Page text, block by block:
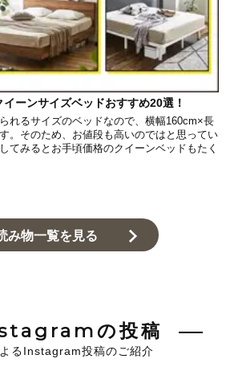
イーンサイズベッドおすすめ20選！
れるサイズのベッドなので、横幅160cm×長
。そのため、お値段も高いのではと思ってい
てみるとお手頃価格のクイーンベッドもたく
み物一覧を見る
の投稿
るInstagram投稿のご紹介